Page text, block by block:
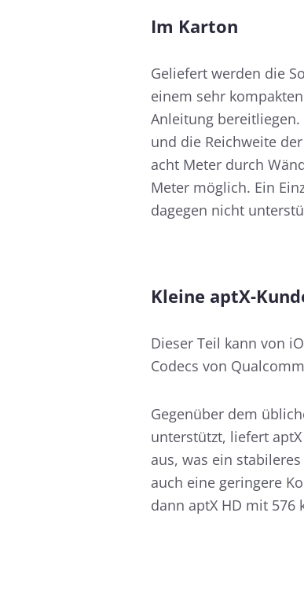
Im Karton
Geliefert werden die
einem sehr
Anleitung
und die Reichweite
acht Meter durch
Meter möglich. Ein
dagegen nicht
Kleine aptX-
Dieser Teil kann von
Codecs von
Gegenüber dem
unterstützt, liefert
aus, was ein
auch eine geringere
dann aptX HD mit 576